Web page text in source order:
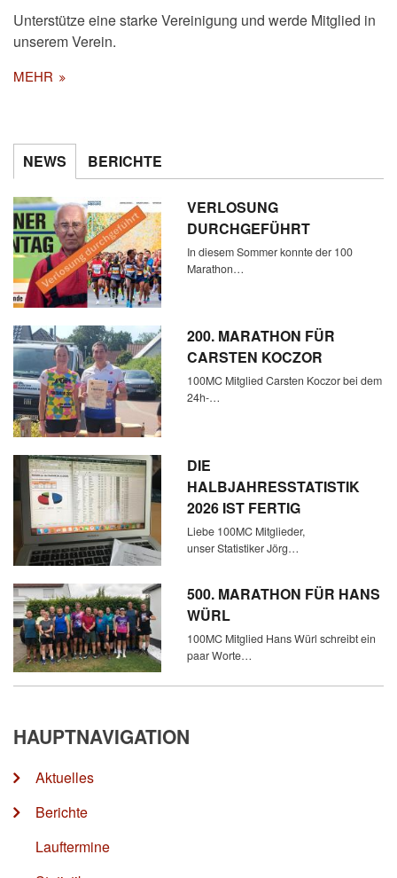
Unterstütze eine starke Vereinigung und werde Mitglied in
unserem Verein.
MEHR
NEWS BERICHTE
VERLOSUNG
DURCHGEFÜHRT
In diesem Sommer konnte der 100
Marathon…
200. MARATHON FÜR
CARSTEN KOCZOR
100MC Mitglied Carsten Koczor bei dem
24h-…
DIE
HALBJAHRESSTATISTIK
2026 IST FERTIG
Liebe 100MC Mitglieder,
unser Statistiker Jörg…
500. MARATHON FÜR HANS
WÜRL
100MC Mitglied Hans Würl schreibt ein
paar Worte…
HAUPTNAVIGATION
Aktuelles
Berichte
Lauftermine